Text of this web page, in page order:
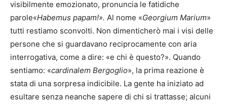
visibilmente emozionato, pronuncia le fatidiche
parole«Habemus papam!». Al nome «Georgium Marium»
tutti restiamo sconvolti. Non dimenticherò mai i visi delle
persone che si guardavano reciprocamente con aria
interrogativa, come a dire: «e chi è questo?». Quando
sentiamo: «cardinalem Bergoglio», la prima reazione è
stata di una sorpresa indicibile. La gente ha iniziato ad
esultare senza neanche sapere di chi si trattasse; alcuni